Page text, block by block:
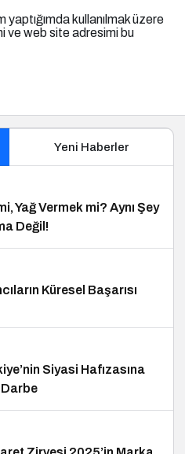
kullanılmak üzere
ve web site adresimi bu
Yeni Haberler
Yağ Vermek mi? Aynı Şey
Değil!
Küresel Başarısı
Siyasi Hafızasına
Darbe